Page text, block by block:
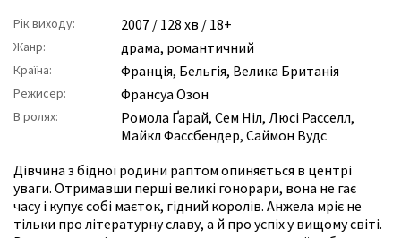
Рік виходу: 2007 / 128 хв / 18+
Жанр: драма, романтичний
Країна: Франція, Бельгія, Велика Британія
Режисер: Франсуа Озон
В ролях: Ромола Ґарай, Сем Ніл, Люсі Расселл,
Майкл Фассбендер, Саймон Вудс
Дівчина з бідної родини раптом опиняється в центрі
уваги. Отримавши перші великі гонорари, вона не гає
часу і купує собі маєток, гідний королів. Анжела мріє не
тільки про літературну славу, а й про успіх у вищому світі.